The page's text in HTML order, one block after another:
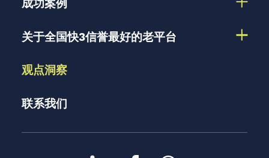
成功案例
关于全国快3信誉最好的老平台
观点洞察
联系我们